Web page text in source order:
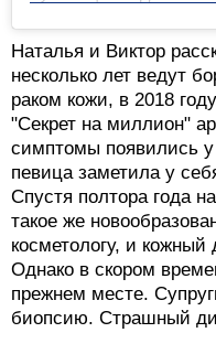
Наталья и Виктор
несколько лет ведут
раком кожи, в 2018
"Секрет на миллион"
симптомы появились у
певица заметила у
Спустя полтора года
такое же
косметологу, и
Однако в скором
прежнем месте.
биопсию. Страшный